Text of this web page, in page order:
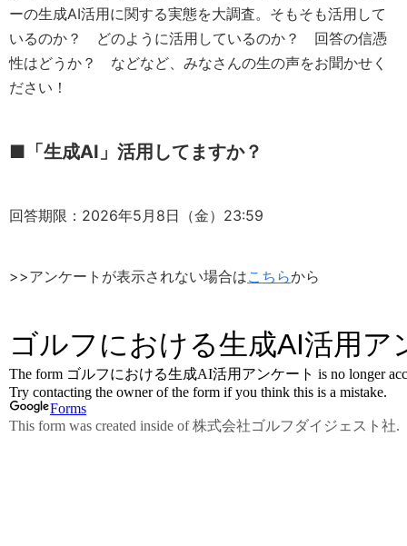
ーの生成AI活用に関する実態を大調査。そもそも活用して
いるのか？ どのように活用しているのか？ 回答の信憑
性はどうか？ などなど、みなさんの生の声をお聞かせく
ださい！
■「生成AI」活用してますか？
回答期限：2026年5月8日（金）23:59
>>アンケートが表示されない場合はこちらから